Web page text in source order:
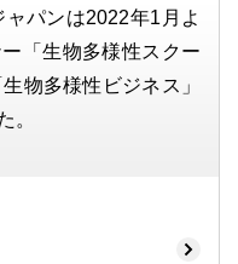
パンは2022年1月よ
「生物多様性スクー
物多様性ビジネス」
。